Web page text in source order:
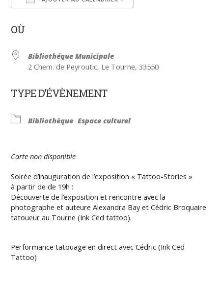
OÙ
Bibliothéque Municipale
2 Chem. de Peyroutic, Le Tourne, 33550
TYPE D’ÉVÈNEMENT
Bibliothèque Espace culturel
Carte non disponible
Soirée d’inauguration de l’exposition « Tattoo-Stories »
à partir de de 19h :
Découverte de l’exposition et rencontre avec la
photographe et auteure Alexandra Bay et Cédric Broquaire
tatoueur au Tourne (Ink Ced tattoo).
Performance tatouage en direct avec Cédric (Ink Ced
Tattoo)